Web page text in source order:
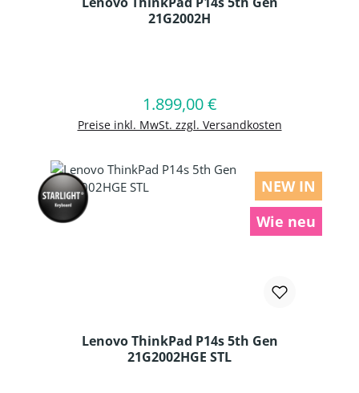
21G2002H
Regulärer Preis:
1.899,00 €
Preise inkl. MwSt. zzgl. Versandkosten
In den Warenkorb
NEW IN
Wie neu
Lenovo ThinkPad P14s 5th Gen
21G2002HGE STL